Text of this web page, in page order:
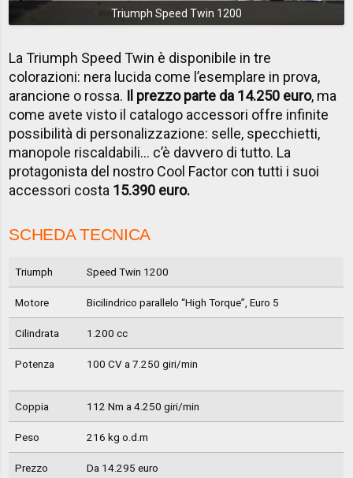
Triumph Speed Twin 1200
La Triumph Speed Twin è disponibile in tre
colorazioni: nera lucida come l’esemplare in prova,
arancione o rossa. Il prezzo parte da 14.250 euro, ma
come avete visto il catalogo accessori offre infinite
possibilità di personalizzazione: selle, specchietti,
manopole riscaldabili… c’è davvero di tutto. La
protagonista del nostro Cool Factor con tutti i suoi
accessori costa 15.390 euro.
SCHEDA TECNICA
Triumph Speed Twin 1200
Motore Bicilindrico parallelo “High Torque”, Euro 5
Cilindrata 1.200 cc
Potenza 100 CV a 7.250 giri/min
Coppia 112 Nm a 4.250 giri/min
Peso 216 kg o.d.m
Prezzo Da 14.295 euro